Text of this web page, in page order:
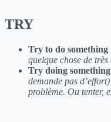
TRY
Try to do something
quelque chose de
Try doing something
demande pas
problème. Ou tenter,